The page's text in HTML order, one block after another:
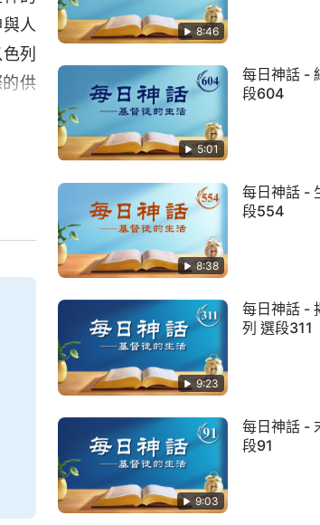
人
列
供
意
，
交接
都
今
原
着
能
》
8:46
5:01
每日神話 -
段604
8:38
每日神話 -
段554
9:23
每日神話 -
列 選段311
9:03
每日神話 -
段91